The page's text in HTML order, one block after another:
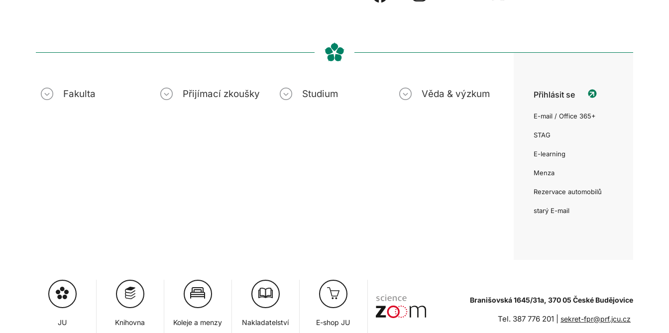
Fakulta Přijímací zkoušky Studium Věda & výzkum Přihlásit se
E-mail / Office 365+
STAG
E-learning
Menza
Rezervace automobilů
starý E-mail
JU Knihovna Koleje a menzy Nakladatelství E-shop JU
Branišovská 1645/31a, 370 05 České Budějovice
Tel. 387 776 201 | sekret-fpr@prf.jcu.cz